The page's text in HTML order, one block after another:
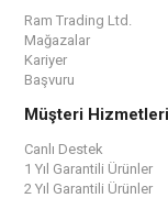
Ram Trading Ltd.
Mağazalar
Kariyer
Başvuru
Müşteri Hizmetleri
Canlı Destek
1 Yıl Garantili Ürünler
2 Yıl Garantili Ürünler